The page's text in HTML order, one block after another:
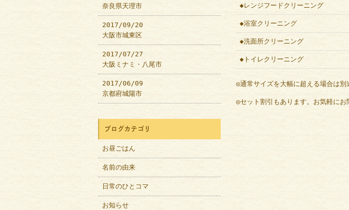
◆レンジフードクリーニング
◆浴室クリーニング
◆洗面所クリーニング
◆トイレクリーニング
◎通常サイズを大幅に超える場合は別
◎セット割引もあります。お気軽にお
奈良県天理市
2017/09/20
大阪市城東区
2017/07/27
大阪ミナミ・八尾市
2017/06/09
京都府城陽市
ブログカテゴリ
お昼ごはん
名前の由来
日常のひとコマ
お知らせ